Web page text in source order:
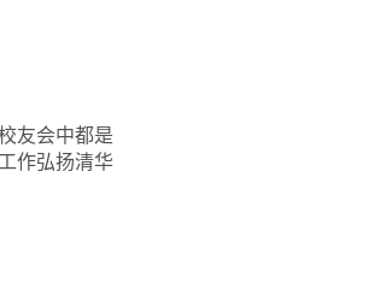
友会中都是
作弘扬清华